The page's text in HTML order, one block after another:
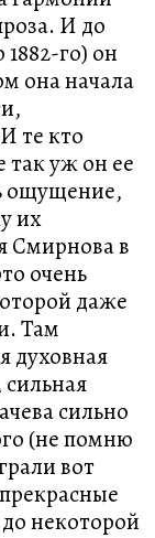
И до
го) он
она начала
те кто
так уж он ее
ощущение,
их
Смирнова в
очень
даже
Там
духовная
сильно
(не помню
вот
некоторой